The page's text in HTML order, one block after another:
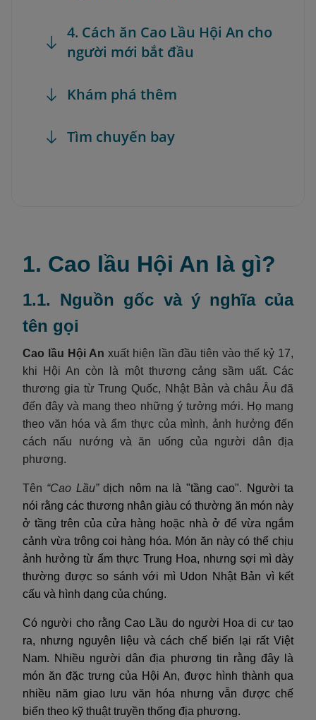
4. Cách ăn Cao Lầu Hội An cho
người mới bắt đầu
Khám phá thêm
Tìm chuyến bay
1. Cao lầu Hội An là gì?
1.1. Nguồn gốc và ý nghĩa của
tên gọi
Cao lầu Hội An xuất hiện lần đầu tiên vào thế kỷ 17,
khi Hội An còn là một thương cảng sầm uất. Các
thương gia từ Trung Quốc, Nhật Bản và châu Âu đã
đến đây và mang theo những ý tưởng mới. Họ mang
theo văn hóa và ẩm thực của mình, ảnh hưởng đến
cách nấu nướng và ăn uống của người dân địa
phương.
Tên “Cao Lầu”dịch nôm na là "tầng cao". Người ta
nói rằng các thương nhân giàu có thường ăn món này
ở tầng trên của cửa hàng hoặc nhà ở để vừa ngắm
cảnh vừa trông coi hàng hóa. Món ăn này có thể chịu
ảnh hưởng từ ẩm thực Trung Hoa, nhưng sợi mì dày
thường được so sánh với mì Udon Nhật Bản vì kết
cấu và hình dạng của chúng.
Có người cho rằng Cao Lầu do người Hoa di cư tạo
ra, nhưng nguyên liệu và cách chế biến lại rất Việt
Nam. Nhiều người dân địa phương tin rằng đây là
món ăn đặc trưng của Hội An, được hình thành qua
nhiều năm giao lưu văn hóa nhưng vẫn được chế
biến theo kỹ thuật truyền thống địa phương.